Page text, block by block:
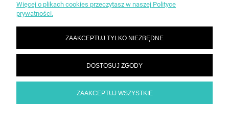
Więcej o plikach cookies przeczytasz w naszej Polityce
prywatności.
ZAAKCEPTUJ TYLKO NIEZBĘDNE
DOSTOSUJ ZGODY
ZAAKCEPTUJ WSZYSTKIE